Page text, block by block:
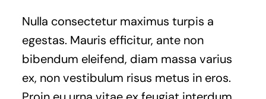
Nulla consectetur maximus turpis a
egestas. Mauris efficitur, ante non
bibendum eleifend, diam massa varius
ex, non vestibulum risus metus in eros.